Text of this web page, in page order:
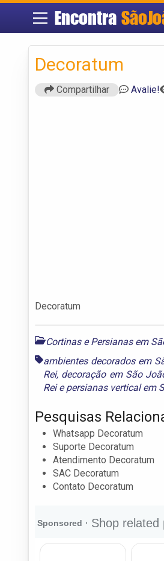
Encontra
Decoratum
Compartilhar Avalie!
Decoratum
Cortinas e Persianas em
ambientes decorados em
Rei, decoração em São
Reiepersianas vertical em
Pesquisas
Whatsapp Decoratum
Suporte Decoratum
Atendimento Decoratum
SAC Decoratum
Contato Decoratum